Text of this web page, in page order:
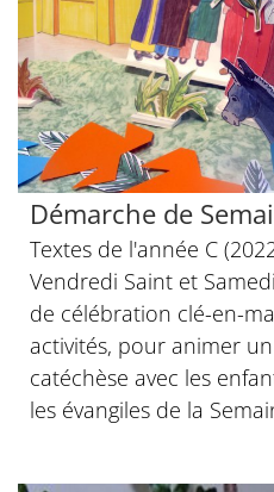
Démarche de
Textes de l'année C
Vendredi Saint et
de célébration clé-en-
activités, pour animer
catéchèse avec les
les évangiles de la